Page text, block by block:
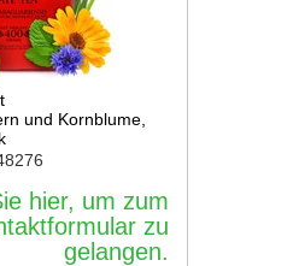
und Kornblume,
hier, um zum
zu
gelangen.